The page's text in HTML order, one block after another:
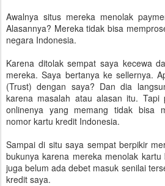
Awalnya situs mereka menolak
Alasannya? Mereka tidak bisa
negara Indonesia.
Karena ditolak sempat saya kecewa
mereka. Saya bertanya ke sellernya.
(Trust) dengan saya? Dan dia
karena masalah atau alasan itu. Tapi
onlinenya yang memang tidak bisa
nomor kartu kredit Indonesia.
Sampai di situ saya sempat berpikir
bukunya karena mereka menolak
juga belum ada debet masuk senilai
kredit saya.